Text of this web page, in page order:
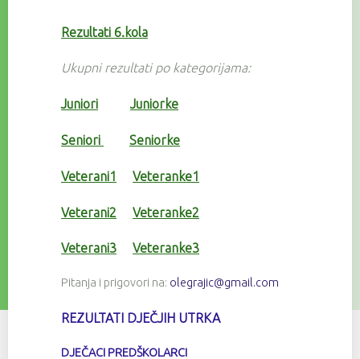
Rezultati 6.kola
Ukupni rezultati po kategorijama:
Juniori Juniorke
Seniori Seniorke
Veterani1 Veteranke1
Veterani2 Veteranke2
Veterani3 Veteranke3
Pitanja i prigovori na: olegrajic@gmail.com
REZULTATI DJEČJIH UTRKA
DJEČACI PREDŠKOLARCI